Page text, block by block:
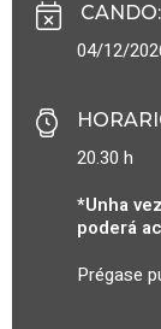
CANDO:
04/12/
20.30 h
*Unha
poderá
Prégase